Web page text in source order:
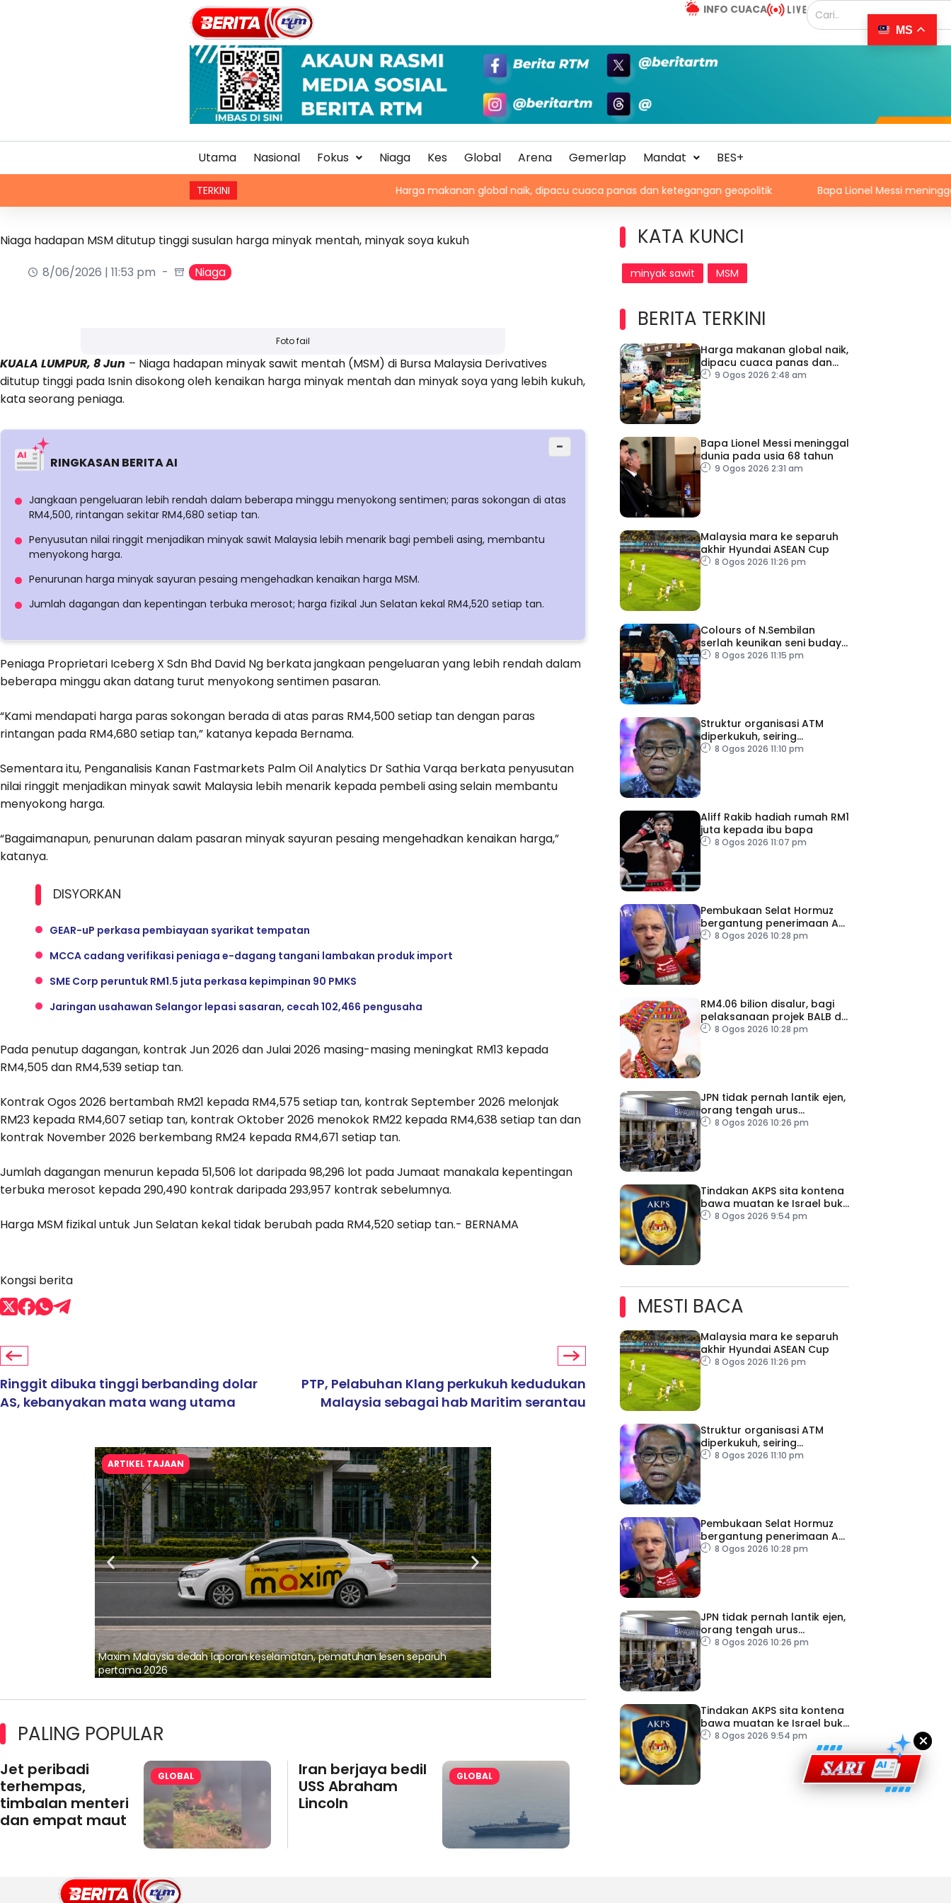
INFO CUACA
Utama Nasional Fokus Niaga Kes Global Arena Gemerlap Mandat BES+
TERKINI Harga makanan global naik, dipacu cuaca panas dan ketegangan geopolitik Bapa Lionel Messi meninggal dunia
Niaga hadapan MSM ditutup tinggi susulan harga minyak mentah, minyak soya kukuh
8/06/2026 | 11:53 pm
Niaga
Foto fail
KUALA LUMPUR, 8 Jun – Niaga hadapan minyak sawit mentah (MSM) di Bursa Malaysia Derivatives
ditutup tinggi pada Isnin disokong oleh kenaikan harga minyak mentah dan minyak soya yang lebih kukuh,
kata seorang peniaga.
RINGKASAN BERITA AI
−
Jangkaan pengeluaran lebih rendah dalam beberapa minggu menyokong sentimen; paras sokongan di atas
RM4,500, rintangan sekitar RM4,680 setiap tan.
Penyusutan nilai ringgit menjadikan minyak sawit Malaysia lebih menarik bagi pembeli asing, membantu
menyokong harga.
Penurunan harga minyak sayuran pesaing mengehadkan kenaikan harga MSM.
Jumlah dagangan dan kepentingan terbuka merosot; harga fizikal Jun Selatan kekal RM4,520 setiap tan.
Peniaga Proprietari Iceberg X Sdn Bhd David Ng berkata jangkaan pengeluaran yang lebih rendah dalam
beberapa minggu akan datang turut menyokong sentimen pasaran.
“Kami mendapati harga paras sokongan berada di atas paras RM4,500 setiap tan dengan paras
rintangan pada RM4,680 setiap tan,” katanya kepada Bernama.
Sementara itu, Penganalisis Kanan Fastmarkets Palm Oil Analytics Dr Sathia Varqa berkata penyusutan
nilai ringgit menjadikan minyak sawit Malaysia lebih menarik kepada pembeli asing selain membantu
menyokong harga.
“Bagaimanapun, penurunan dalam pasaran minyak sayuran pesaing mengehadkan kenaikan harga,”
katanya.
DISYORKAN
GEAR-uP perkasa pembiayaan syarikat tempatan
MCCA cadang verifikasi peniaga e-dagang tangani lambakan produk import
SME Corp peruntuk RM1.5 juta perkasa kepimpinan 90 PMKS
Jaringan usahawan Selangor lepasi sasaran, cecah 102,466 pengusaha
Pada penutup dagangan, kontrak Jun 2026 dan Julai 2026 masing-masing meningkat RM13 kepada
RM4,505 dan RM4,539 setiap tan.
Kontrak Ogos 2026 bertambah RM21 kepada RM4,575 setiap tan, kontrak September 2026 melonjak
RM23 kepada RM4,607 setiap tan, kontrak Oktober 2026 menokok RM22 kepada RM4,638 setiap tan dan
kontrak November 2026 berkembang RM24 kepada RM4,671 setiap tan.
Jumlah dagangan menurun kepada 51,506 lot daripada 98,296 lot pada Jumaat manakala kepentingan
terbuka merosot kepada 290,490 kontrak daripada 293,957 kontrak sebelumnya.
Harga MSM fizikal untuk Jun Selatan kekal tidak berubah pada RM4,520 setiap tan.- BERNAMA
Kongsi berita
Ringgit dibuka tinggi berbanding dolar
AS, kebanyakan mata wang utama
PTP, Pelabuhan Klang perkukuh kedudukan
Malaysia sebagai hab Maritim serantau
ARTIKEL TAJAAN
Maxim Malaysia dedah laporan keselamatan, pematuhan lesen separuh
pertama 2026
Ajinomoto (Malaysia) Berhad Perkasa SCORE Marathon 2026 Melalui Kerjasama
aminoVITAL® Bersama Pempengaruh Larian Antarabangsa
PALING POPULAR
Jet peribadi
terhempas,
timbalan menteri
dan empat maut
GLOBAL
Iran berjaya bedil
USS Abraham
Lincoln
GLOBAL
KATA KUNCI
minyak sawit MSM
BERITA TERKINI
Harga makanan global naik,
dipacu cuaca panas dan
ketegangan geopolitik
9 Ogos 2026 2:48 am
Bapa Lionel Messi meninggal
dunia pada usia 68 tahun
9 Ogos 2026 2:31 am
Malaysia mara ke separuh
akhir Hyundai ASEAN Cup
8 Ogos 2026 11:26 pm
Colours of N.Sembilan
serlah keunikan seni budaya
negeri beradat
8 Ogos 2026 11:15 pm
Struktur organisasi ATM
diperkukuh, seiring
pemodenan aset
8 Ogos 2026 11:10 pm
Aliff Rakib hadiah rumah RM1
juta kepada ibu bapa
8 Ogos 2026 11:07 pm
Pembukaan Selat Hormuz
bergantung penerimaan AS
– IRGC
8 Ogos 2026 10:28 pm
RM4.06 bilion disalur, bagi
pelaksanaan projek BALB di
Sabah
8 Ogos 2026 10:28 pm
JPN tidak pernah lantik ejen,
orang tengah urus
dokumentasi
8 Ogos 2026 10:26 pm
Tindakan AKPS sita kontena
bawa muatan ke Israel bukti
ketegasan Malaysia
8 Ogos 2026 9:54 pm
MESTI BACA
Malaysia mara ke separuh
akhir Hyundai ASEAN Cup
8 Ogos 2026 11:26 pm
Struktur organisasi ATM
diperkukuh, seiring
pemodenan aset
8 Ogos 2026 11:10 pm
Pembukaan Selat Hormuz
bergantung penerimaan AS
– IRGC
8 Ogos 2026 10:28 pm
JPN tidak pernah lantik ejen,
orang tengah urus
dokumentasi
8 Ogos 2026 10:26 pm
Tindakan AKPS sita kontena
bawa muatan ke Israel bukti
ketegasan Malaysia
8 Ogos 2026 9:54 pm ×
MS